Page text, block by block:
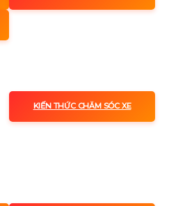
KIẾN THỨC CHĂM SÓC XE